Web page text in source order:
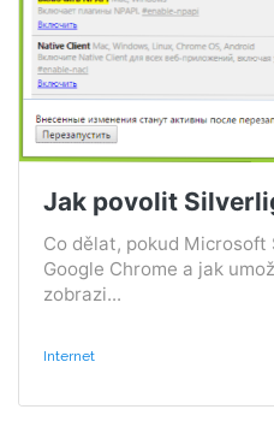
Jak povolit
Co dělat, pokud
Google Chrome a jak
zobrazi...
Internet